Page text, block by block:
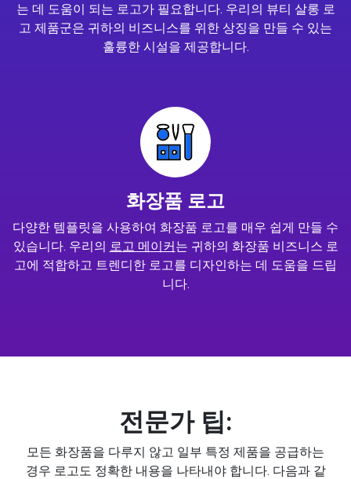
는 데 도움이 되는 로고가 필요합니다. 우리의 뷰티 살롱 로
고 제품군은 귀하의 비즈니스를 위한 상징을 만들 수 있는
훌륭한 시설을 제공합니다.
화장품 로고
다양한 템플릿을 사용하여 화장품 로고를 매우 쉽게 만들 수
있습니다. 우리의 로고 메이커는 귀하의 화장품 비즈니스 로
고에 적합하고 트렌디한 로고를 디자인하는 데 도움을 드립
니다.
전문가 팁:
모든 화장품을 다루지 않고 일부 특정 제품을 공급하는
경우 로고도 정확한 내용을 나타내야 합니다. 다음과 같